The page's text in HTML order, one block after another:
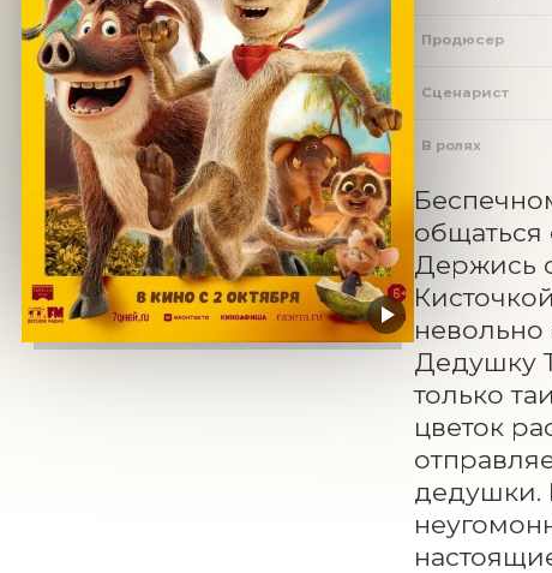
Продюсер
Сценарист
В ролях
общаться
Держись
невольно
Дедушку
только
цветок
дедушки.